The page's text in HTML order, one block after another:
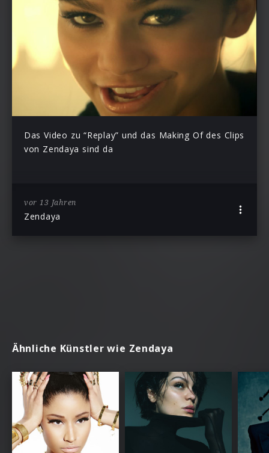
Das Video zu “Replay” und das Making Of des Clips
von Zendaya sind da
vor 13 Jahren
Zendaya
Ähnliche Künstler wie Zendaya